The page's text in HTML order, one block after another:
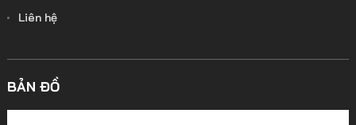
Liên hệ
BẢN ĐỒ